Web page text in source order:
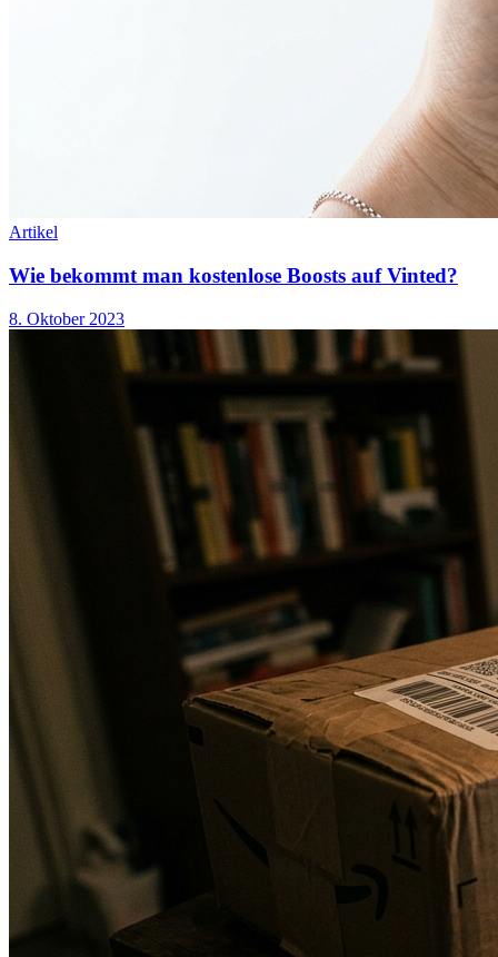
Artikel
Wie bekommt man kostenlose Boosts auf Vinted?
8. Oktober 2023